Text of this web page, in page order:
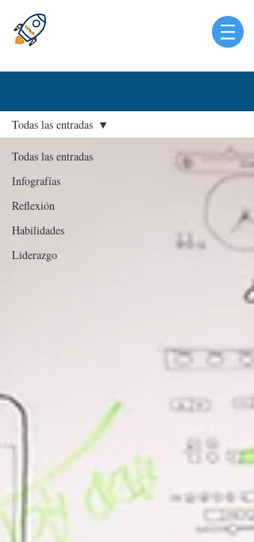
Todas las entradas
Infografías
Reflexión
Habilidades
Liderazgo
Todas las entradas